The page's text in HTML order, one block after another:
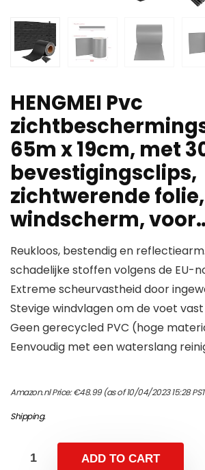
HENGMEI Pvc
65m x 19cm, met
bevestigingsclips,
zichtwerende folie,
windscherm,
Reukloos, bestendig en
schadelijke stoffen volgens de EU-
Extreme scheurvastheid door
Stevige windvlagen om de voet
Geen gerecycled PVC (hoge
Eenvoudig met een waterslang
Amazon.nl Price:€48.99(as of 10/04/2023 15:28
Shipping.
ADD TO CART